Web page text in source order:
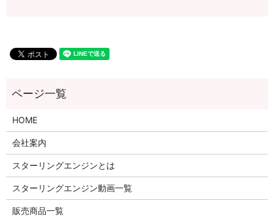
HOME
会社案内
スターリングエンジンとは
スターリングエンジン動画一覧
販売商品一覧